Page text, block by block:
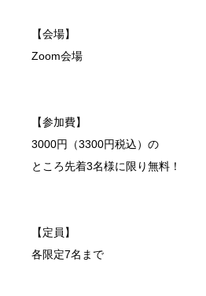
【会場】
Zoom会場
【参加費】
3000円（3300円税込）の
ところ先着3名様に限り無料！
【定員】
各限定7名まで